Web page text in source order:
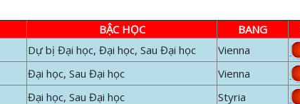
BẬC HỌC BANG
Dự bị Đại học, Đại học, Sau Đại học
Vienna
Đại học, Sau Đại học
Vienna
Đại học, Sau Đại học
Styria